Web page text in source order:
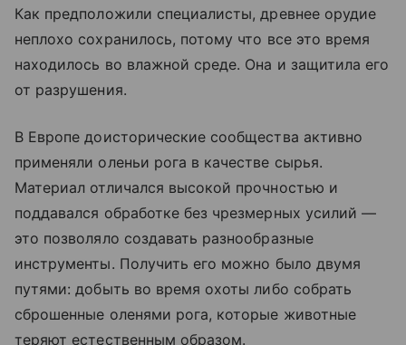
Как предположили специалисты, древнее орудие
неплохо сохранилось, потому что все это время
находилось во влажной среде. Она и защитила его
от разрушения.
В Европе доисторические сообщества активно
применяли оленьи рога в качестве сырья.
Материал отличался высокой прочностью и
поддавался обработке без чрезмерных усилий —
это позволяло создавать разнообразные
инструменты. Получить его можно было двумя
путями: добыть во время охоты либо собрать
сброшенные оленями рога, которые животные
теряют естественным образом.